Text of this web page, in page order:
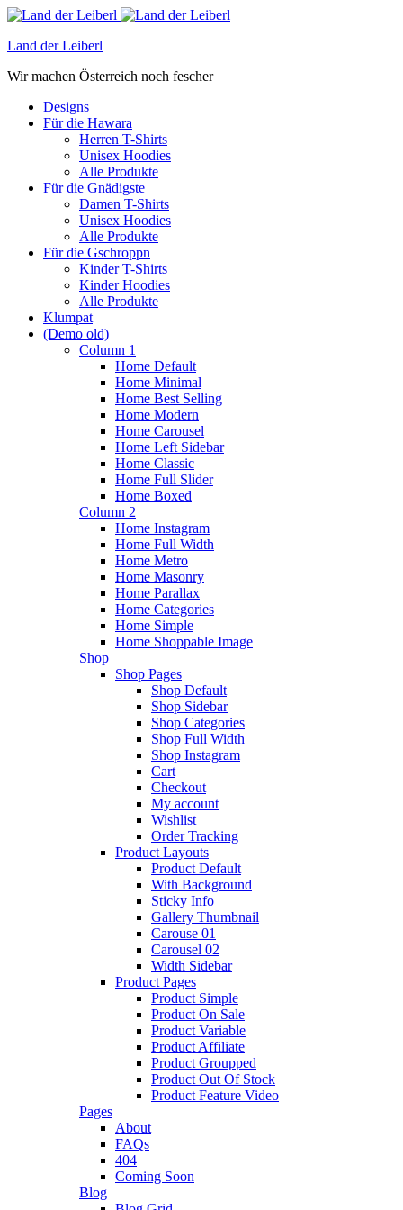
Land der Leiberl
Wir machen Österreich noch fescher
Designs
Für die Hawara
Herren T-Shirts
Unisex Hoodies
Alle Produkte
Für die Gnädigste
Damen T-Shirts
Unisex Hoodies
Alle Produkte
Für die Gschroppn
Kinder T-Shirts
Kinder Hoodies
Alle Produkte
Klumpat
(Demo old)
Column 1
Home Default
Home Minimal
Home Best Selling
Home Modern
Home Carousel
Home Left Sidebar
Home Classic
Home Full Slider
Home Boxed
Column 2
Home Instagram
Home Full Width
Home Metro
Home Masonry
Home Parallax
Home Categories
Home Simple
Home Shoppable Image
Shop
Shop Pages
Shop Default
Shop Sidebar
Shop Categories
Shop Full Width
Shop Instagram
Cart
Checkout
My account
Wishlist
Order Tracking
Product Layouts
Product Default
With Background
Sticky Info
Gallery Thumbnail
Carouse 01
Carousel 02
Width Sidebar
Product Pages
Product Simple
Product On Sale
Product Variable
Product Affiliate
Product Groupped
Product Out Of Stock
Product Feature Video
Pages
About
FAQs
404
Coming Soon
Blog